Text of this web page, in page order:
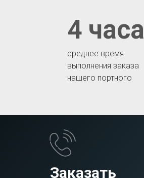
среднее время
выполнения заказа
нашего портного
4 часа
Заказать